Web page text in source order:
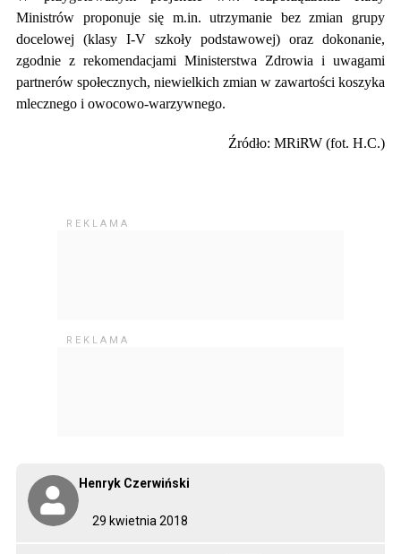
29 kwietnia 2018
Henryk Czerwiński
Ministrów proponuje się m.in. utrzymanie bez zmian grupy
docelowej (klasy I-V szkoły podstawowej) oraz dokonanie,
zgodnie z rekomendacjami Ministerstwa Zdrowia i uwagami
partnerów społecznych, niewielkich zmian w zawartości koszyka
mlecznego i owocowo-warzywnego.
Źródło: MRiRW (fot. H.C.)